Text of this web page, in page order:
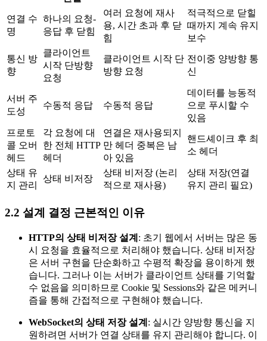
연결 수
명
하나의 요청-
응답 후 닫힘
여러 요청에 재사
용, 시간 초과 후 닫
힘
적극적으로 닫힐
때까지 계속 유지
보수
통신 방
향
클라이언트
시작 단방향
요청
클라이언트 시작 단
방향 요청
전이중 양방향 통
신
서버 주
도성
수동적 응답 수동적 응답
데이터를 능동적
으로 푸시할 수
있음
프로토
콜 오버
헤드
각 요청에 대
한 전체 HTTP
헤더
연결은 재사용되지
만 헤더 중복은 남
아 있음
핸드셰이크 후 최
소 헤더
상태 유
지 관리
상태 비저장
상태 비저장 (논리
적으로 재사용)
상태 저장(연결
유지 관리 필요)
2.2 설계 결정 근본적인 이유
HTTP의 상태 비저장 설계 : 초기 웹에서 서버는 많은 동
시 요청을 효율적으로 처리해야 했습니다. 상태 비저장
은 서버 구현을 단순화하고 수평적 확장을 용이하게 했
습니다. 그러나 이는 서버가 클라이언트 상태를 기억할
수 없음을 의미하므로 Cookie 및 Sessions와 같은 메커니
즘을 통해 간접적으로 구현해야 했습니다.
WebSocket의 상태 저장 설계 : 실시간 양방향 통신을 지
원하려면 서버가 연결 상태를 유지 관리해야 합니다. 이